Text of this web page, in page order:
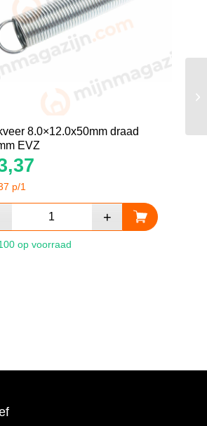
8.0×12.0x50mm draad
EVZ
p/1
op voorraad